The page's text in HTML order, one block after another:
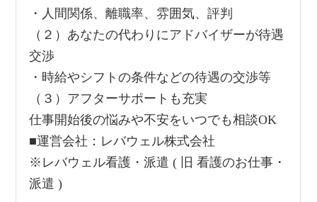
・人間関係、離職率、雰囲気、評判
（２）あなたの代わりにアドバイザーが待遇
交渉
・時給やシフトの条件などの待遇の交渉等
（３）アフターサポートも充実
仕事開始後の悩みや不安をいつでも相談OK
■運営会社：レバウェル株式会社
※レバウェル看護・派遣 ( 旧 看護のお仕事・
派遣 )